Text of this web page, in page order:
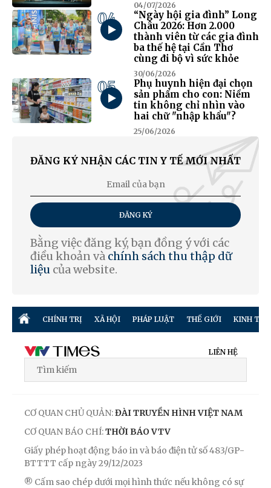
04/07/2026
04
“Ngày hội gia đình” Long
Châu 2026: Hơn 2.000
thành viên từ các gia đình
ba thế hệ tại Cần Thơ
cùng đi bộ vì sức khỏe
30/06/2026
05
Phụ huynh hiện đại chọn
sản phẩm cho con: Niềm
tin không chỉ nhìn vào
hai chữ "nhập khẩu"?
25/06/2026
ĐĂNG KÝ NHẬN CÁC TIN Y TẾ MỚI NHẤT
ĐĂNG KÝ
Bằng việc đăng ký, bạn đồng ý với các
điều khoản và chính sách thu thập dữ
liệu của website.
CHÍNH TRỊ XÃ HỘI PHÁP LUẬT THẾ GIỚI KINH TẾ
LIÊN HỆ
CƠ QUAN CHỦ QUẢN:ĐÀI TRUYỀN HÌNH VIỆT NAM
CƠ QUAN BÁO CHÍ:THỜI BÁO VTV
Giấy phép hoạt động báo in và báo điện tử số 483/GP-
BTTTT cấp ngày 29/12/2023
® Cấm sao chép dưới mọi hình thức nếu không có sự